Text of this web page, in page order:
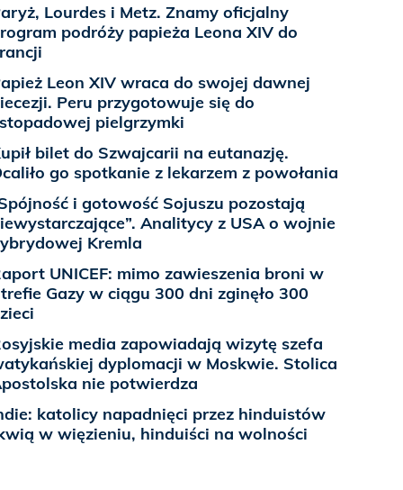
Lourdes i Metz. Znamy oficjalny
podróży papieża Leona XIV do
Leon XIV wraca do swojej dawnej
Peru przygotowuje się do
pielgrzymki
bilet do Szwajcarii na eutanazję.
go spotkanie z lekarzem z powołania
i gotowość Sojuszu pozostają
Analitycy z USA o wojnie
Kremla
UNICEF: mimo zawieszenia broni w
Gazy w ciągu 300 dni zginęło 300
media zapowiadają wizytę szefa
dyplomacji w Moskwie. Stolica
nie potwierdza
katolicy napadnięci przez hinduistów
w więzieniu, hinduiści na wolności